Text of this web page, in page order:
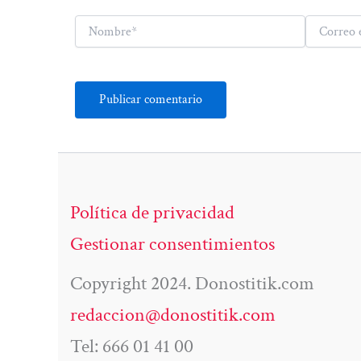
Nombre*
Correo
electrónico*
Política de privacidad
Gestionar consentimientos
Copyright 2024. Donostitik.com
redaccion@donostitik.com
Tel: 666 01 41 00